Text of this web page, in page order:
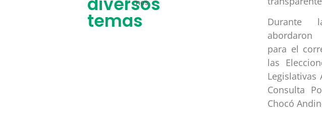
temas
nes
Durante
para el
las
Legislativas
Consulta
Chocó